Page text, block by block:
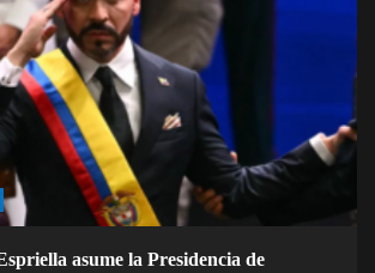
asume la Presidencia de